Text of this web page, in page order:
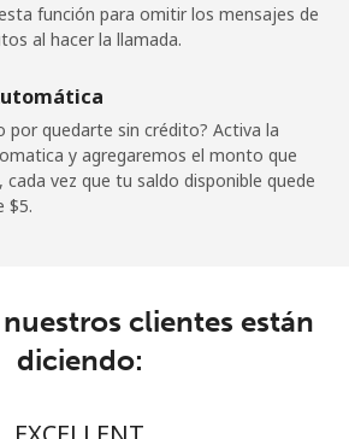
14 min por ⁦$5⁩ ⁦11¢⁩
15 min por ⁦$5⁩ ⁦14¢⁩
esta función para omitir los mensajes de
al hacer la llamada.
por quedarte sin crédito? Activa la
y agregaremos el monto que
cada vez que tu saldo disponible quede
⁦$5⁩.
clientes están
diciendo: